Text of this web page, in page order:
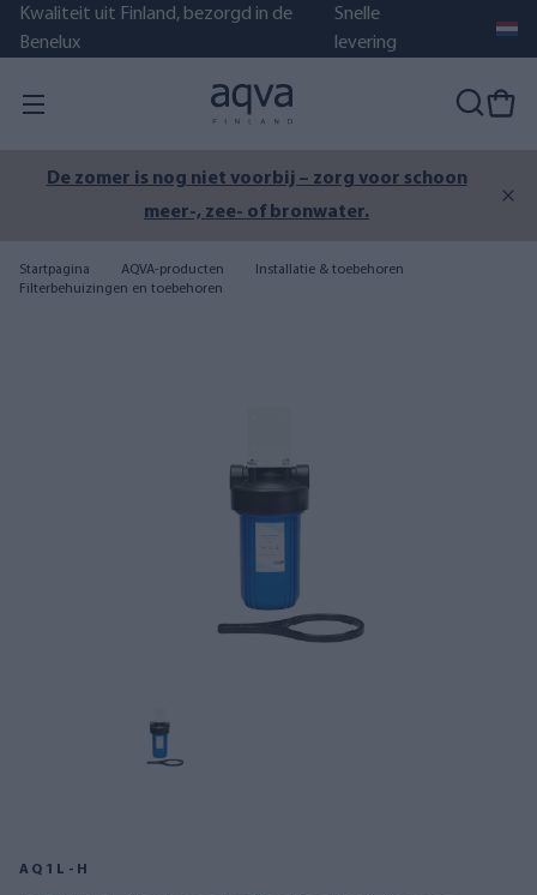
Kwaliteit uit Finland, bezorgd in de
Benelux
Snelle
levering
De zomer is nog niet voorbij – zorg voor schoon
meer-, zee- of bronwater.
Startpagina AQVA-producten
Installatie & toebehoren
Filterbehuizingen en toebehoren
AQ1L-H